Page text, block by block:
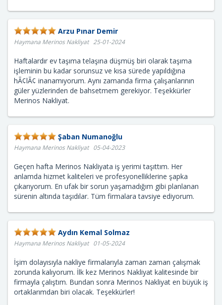
Arzu Pınar Demir
Haymana Merinos Nakliyat 25-01-2024
Haftalardır ev taşıma telaşına düşmüş biri olarak taşıma
işleminin bu kadar sorunsuz ve kısa sürede yapıldığına
hÃ¢lÃ¢ inanamıyorum. Aynı zamanda firma çalışanlarının
güler yüzlerinden de bahsetmem gerekiyor. Teşekkürler
Merinos Nakliyat.
Şaban Numanoğlu
Haymana Merinos Nakliyat 05-04-2023
Geçen hafta Merinos Nakliyata iş yerimi taşıttım. Her
anlamda hizmet kaliteleri ve profesyonelliklerine şapka
çıkarıyorum. En ufak bir sorun yaşamadığım gibi planlanan
sürenin altında taşıdılar. Tüm firmalara tavsiye ediyorum.
Aydın Kemal Solmaz
Haymana Merinos Nakliyat 01-05-2024
İşim dolayısıyla nakliye firmalarıyla zaman zaman çalışmak
zorunda kalıyorum. İlk kez Merinos Nakliyat kalitesinde bir
firmayla çalıştım. Bundan sonra Merinos Nakliyat en büyük iş
ortaklarımdan biri olacak. Teşekkürler!